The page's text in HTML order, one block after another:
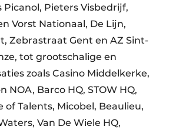
Picanol, Pieters Visbedrijf,
Vorst Nationaal, De Lijn,
Zebrastraat Gent en AZ Sint-
tot grootschalige en
zoals Casino Middelkerke,
NOA, Barco HQ, STOW HQ,
of Talents, Micobel, Beaulieu,
Van De Wiele HQ,